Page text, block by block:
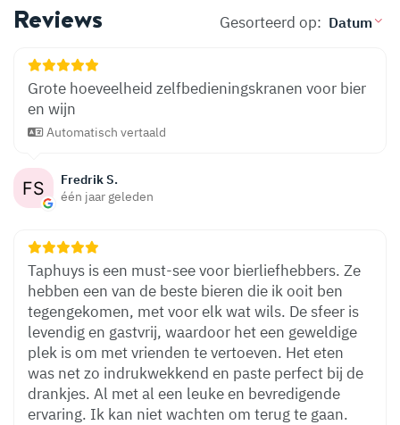
Reviews Gesorteerd op:
Fredrik S.
één jaar geleden
Grote hoeveelheid zelfbedieningskranen voor bier
en wijn
Automatisch vertaald
Taphuys is een must-see voor bierliefhebbers. Ze
hebben een van de beste bieren die ik ooit ben
tegengekomen, met voor elk wat wils. De sfeer is
levendig en gastvrij, waardoor het een geweldige
plek is om met vrienden te vertoeven. Het eten
was net zo indrukwekkend en paste perfect bij de
drankjes. Al met al een leuke en bevredigende
ervaring. Ik kan niet wachten om terug te gaan.